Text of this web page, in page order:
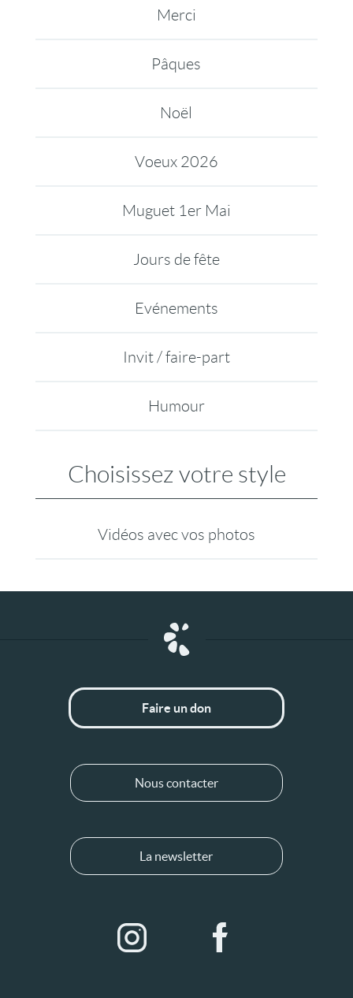
Merci
Pâques
Noël
Voeux 2026
Muguet 1er Mai
Jours de fête
Evénements
Invit / faire-part
Humour
Choisissez votre style
Vidéos avec vos photos
Faire un don
Nous contacter
La newsletter